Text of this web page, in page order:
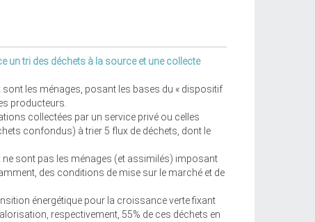
un tri des déchets à la source et une collecte
sont les ménages, posant les bases du « dispositif
producteurs.
collectées par un service privé ou celles
confondus) à trier 5 flux de déchets, dont le
ne sont pas les ménages (et assimilés) imposant
des conditions de mise sur le marché et de
énergétique pour la croissance verte fixant
respectivement, 55% de ces déchets en